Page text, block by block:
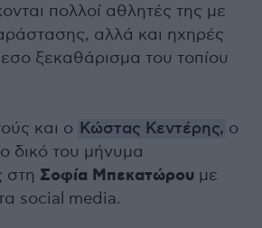
πολλοί αθλητές της με
αλλά και ηχηρές
ξεκαθάρισμα του τοπίου
και ο Κώστας Κεντέρης, ο
δικό του μήνυμα
στη Σοφία Μπεκατώρου με
social media.